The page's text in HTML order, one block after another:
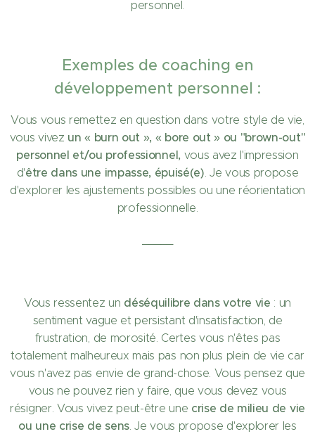
personnel.
Exemples de coaching en
développement personnel :
Vous vous remettez en question dans votre style de vie,
vous vivez un « burn out », « bore out » ou "brown-out"
personnel et/ou professionnel, vous avez l'impression
d'être dans une impasse, épuisé(e). Je vous propose
d'explorer les ajustements possibles ou une réorientation
professionnelle.
Vous ressentez un déséquilibre dans votre vie : un
sentiment vague et persistant d'insatisfaction, de
frustration, de morosité. Certes vous n'êtes pas
totalement malheureux mais pas non plus plein de vie car
vous n'avez pas envie de grand-chose. Vous pensez que
vous ne pouvez rien y faire, que vous devez vous
résigner. Vous vivez peut-être une crise de milieu de vie
ou une crise de sens. Je vous propose d'explorer les